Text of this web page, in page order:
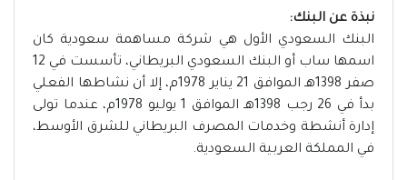
نبذة عن البنك:
البنك السعودي الأول هي شركة مساهمة سعودية كان
اسمها ساب أو البنك السعودي البريطاني، تأسست في 12
صفر 1398هـ الموافق 21 يناير 1978م، إلا أن نشاطها الفعلي
بدأ في 26 رجب 1398هـ الموافق 1 يوليو 1978م، عندما تولى
إدارة أنشطة وخدمات المصرف البريطاني للشرق الأوسط،
في المملكة العربية السعودية.